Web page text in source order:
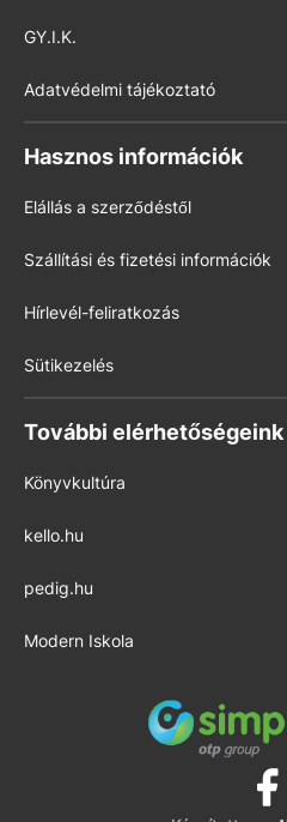
GY.I.K.
Adatvédelmi tájékoztató
Hasznos információk
Elállás a szerződéstől
Szállítási és fizetési információk
Hírlevél-feliratkozás
Sütikezelés
További elérhetőségeink
Könyvkultúra
kello.hu
pedig.hu
Modern Iskola